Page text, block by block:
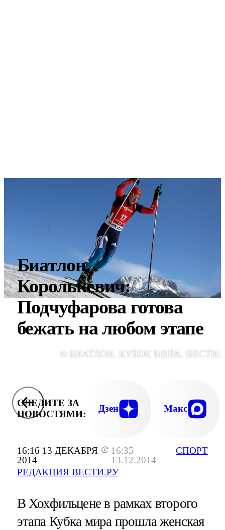
16:16 13 ДЕКАБРЯ
2014
16:35
13.12.2014
РЕДАКЦИЯ ВЕСТИ.РУ
СПОРТ
Биатлон.
Королькевич:
Подчуфарова готова
бежать на любом этапе
© БИАТЛОН. КУБОК МИРА.
СЛЕДИТЕ ЗА
НОВОСТЯМИ:
Дзен Макс
В Хохфильцене в рамках второго
этапа Кубка мира прошла женская